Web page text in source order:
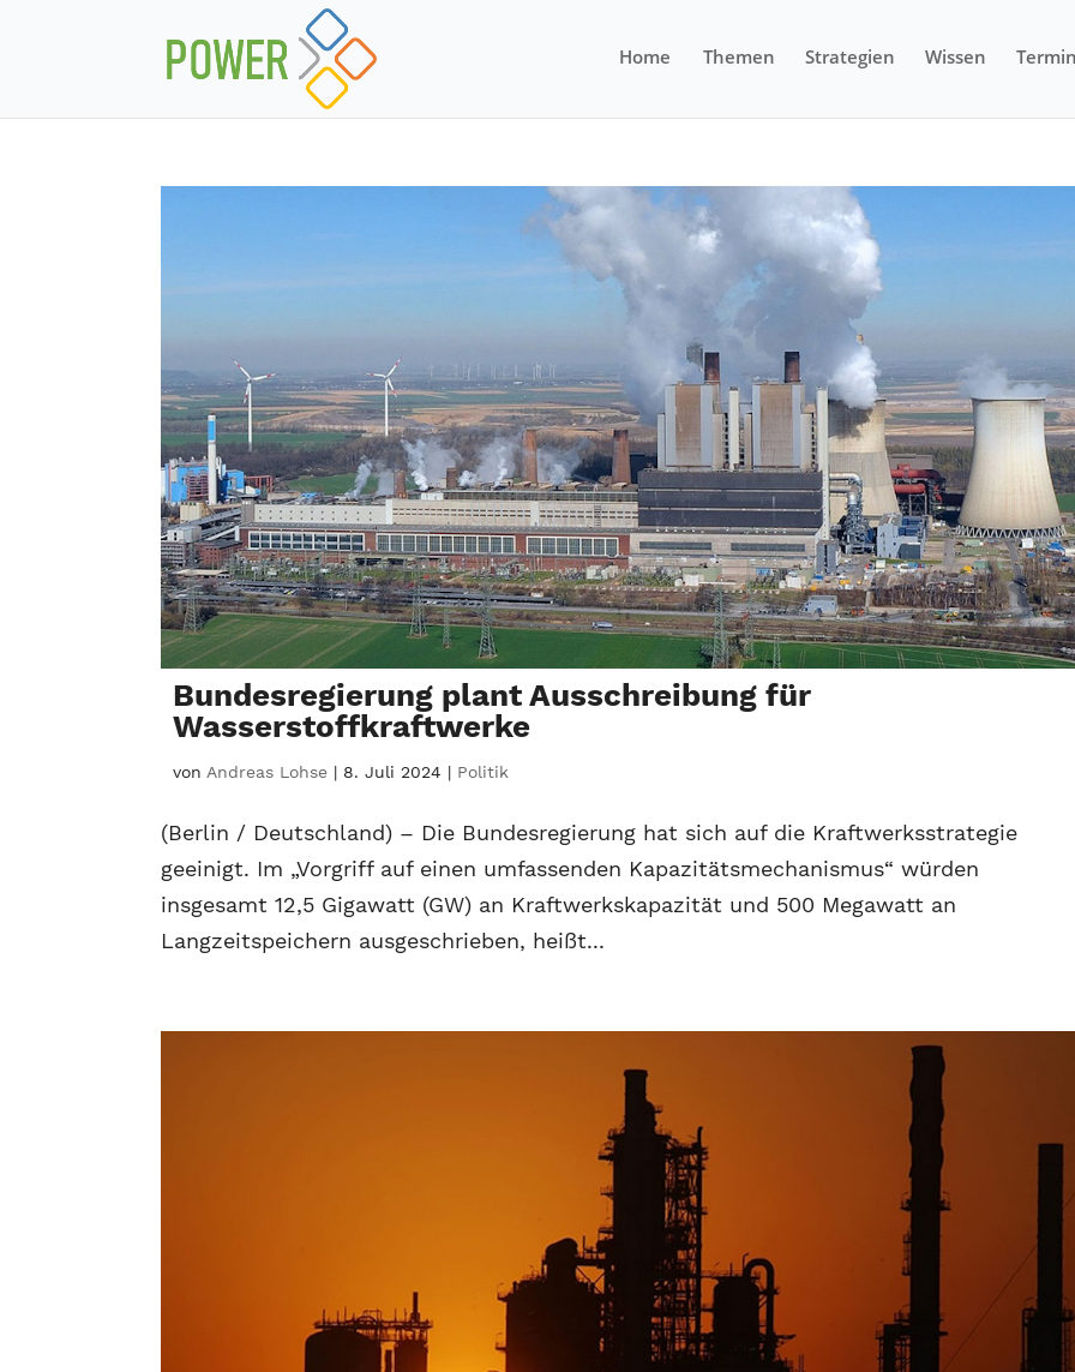
Home Themen Strategien Wissen
Bundesregierung plant Ausschreibung für
Wasserstoffkraftwerke
vonAndreas Lohse | 8. Juli 2024 | Politik
(Berlin / Deutschland) – Die Bundesregierung hat sich auf die Kraftwerksstrategie
geeinigt. Im „Vorgriff auf einen umfassenden Kapazitätsmechanismus“ würden
insgesamt 12,5 Gigawatt (GW) an Kraftwerkskapazität und 500 Megawatt an
Langzeitspeichern ausgeschrieben, heißt...